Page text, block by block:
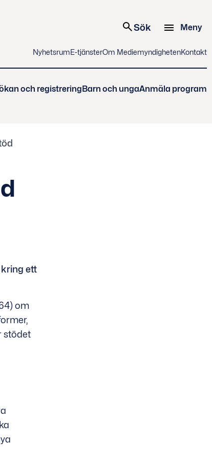
Sök Meny
NyhetsrumE-tjänsterOm MediemyndighetenKontakt
och registrering Barn och ungaAnmäla program
kring ett
om
stödet